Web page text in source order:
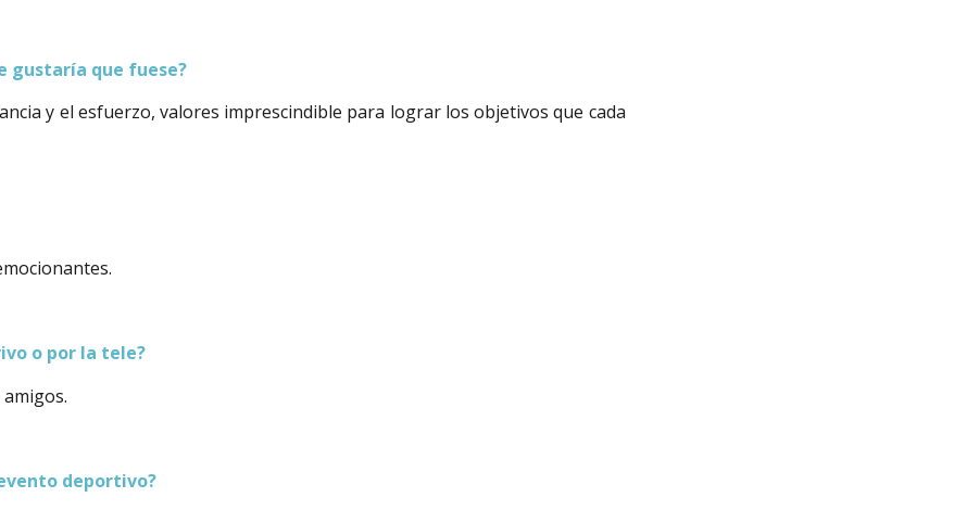
gustaría que fuese?
y el esfuerzo, valores imprescindible para lograr los objetivos que cada
o por la tele?
deportivo?